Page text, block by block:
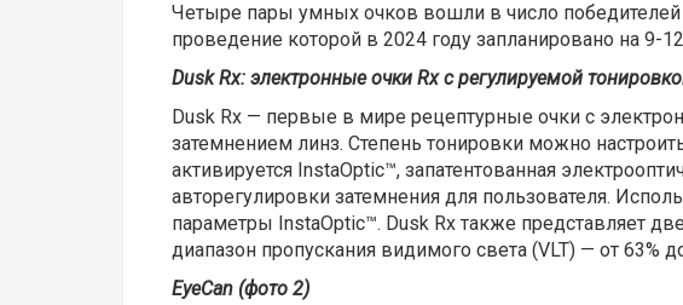
Четыре пары умных очков вошли в число победителей
проведение которой в 2024 году запланировано на 9-
Dusk Rx: электронные очки Rx с регулируемой
Dusk Rx — первые в мире рецептурные очки с
затемнением линз. Степень тонировки можно
активируется InstaOptic™, запатентованная
авторегулировки затемнения для пользователя.
параметры InstaOptic™. Dusk Rx также представляет
диапазон пропускания видимого света (VLT) — от 63%
EyeCan (фото 2)